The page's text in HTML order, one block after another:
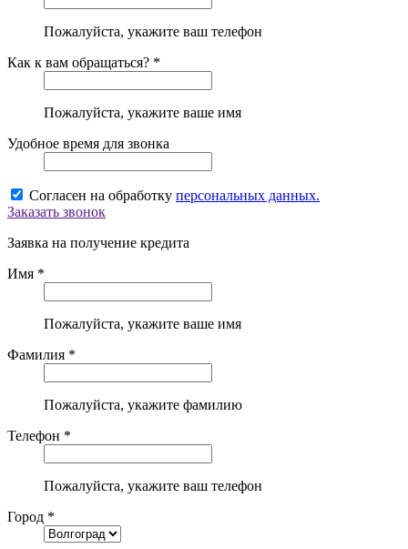
Пожалуйста, укажите ваш телефон
Как к вам обращаться? *
Пожалуйста, укажите ваше имя
Удобное время для звонка
Согласен на обработку персональных данных.
Заказать звонок
Заявка на получение кредита
Имя *
Пожалуйста, укажите ваше имя
Фамилия *
Пожалуйста, укажите фамилию
Телефон *
Пожалуйста, укажите ваш телефон
Город *